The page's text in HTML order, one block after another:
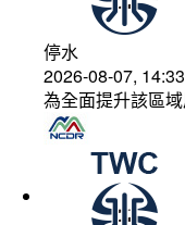
停水
2026-08-07,
為全面提升該區